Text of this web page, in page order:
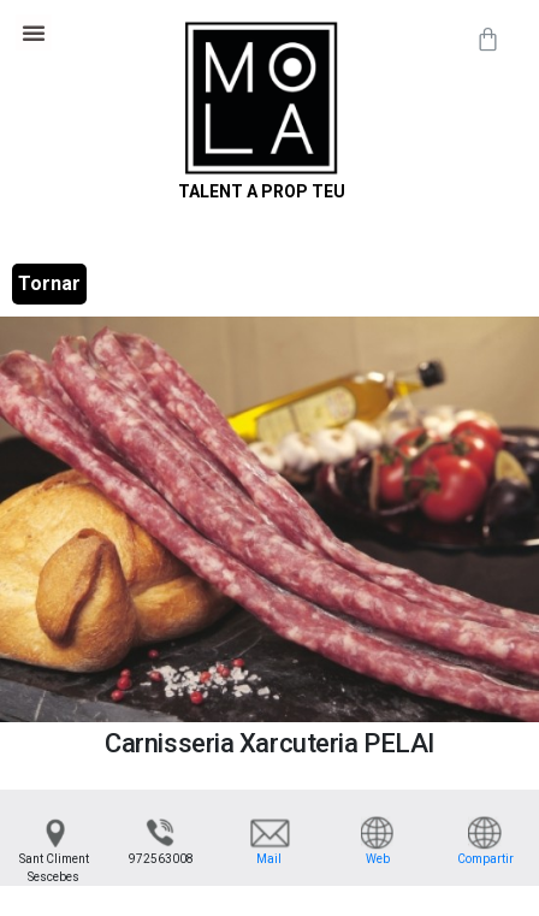
TALENT A PROP TEU
Tornar
Carnisseria Xarcuteria PELAI
Sant Climent
Sescebes
972563008 Mail Web Compartir